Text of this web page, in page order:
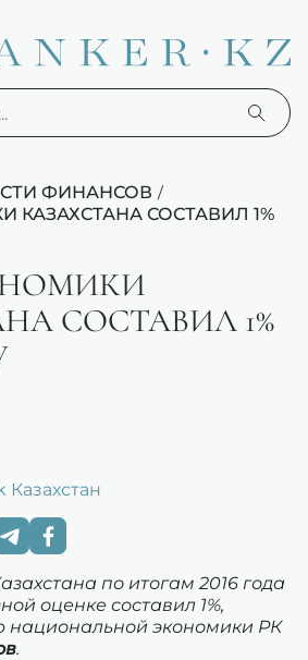
ФИНАНСОВ /
КАЗАХСТАНА СОСТАВИЛ 1%
СОСТАВИЛ 1%
Казахстан
по итогам 2016 года
оценке составил 1%,
национальной экономики РК
.